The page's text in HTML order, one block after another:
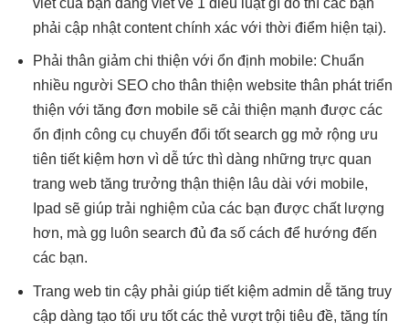
phải cập nhật content chính xác với thời điểm hiện tại).
Phải thân giảm chi thiện với ổn định mobile: Chuẩn
nhiều người SEO cho thân thiện website thân phát triển
thiện với tăng đơn mobile sẽ cải thiện mạnh được các
ổn định công cụ chuyển đổi tốtsearch gg mở rộng ưu
tiên tiết kiệmhơn vì dễ tức thìdàng những trực quan
trang web tăng trưởng thận thiện lâu dài với mobile,
Ipad sẽ giúp trải nghiệm của các bạn được chất lượng
hơn, mà gg luôn search đủ đa số cách để hướng đến
các bạn.
Trang web tin cậyphải giúp tiết kiệmadmin dễ tăng truy
cậpdàng tạo tối ưu tốtcác thẻ vượt trội tiêu đề, tăng tín